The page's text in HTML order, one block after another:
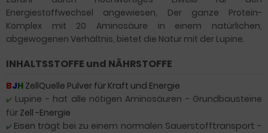
Energiestoffwechsel angewiesen, Der ganze Protein-
Komplex mit 20 Aminosäure in einem natürlichen,
abgewogenen Verhältnis, bietet die Natur mit der Lupine.
INHALTSSTOFFE und NÄHRSTOFFE
BJH ZellQuelle Pulver für Kraft und Energie
✔️ Lupine - hat alle nötigen Aminosäuren - Grundbausteine
für Zell -Energie
✔️ Eisen trägt bei zu einem normalen Sauerstofftransport -